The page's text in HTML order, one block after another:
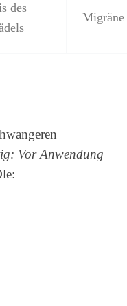
des
Migräne
Vor Anwendung